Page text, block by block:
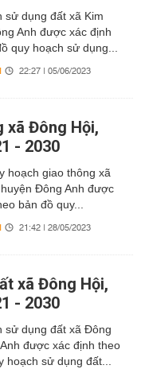
sử dụng đất xã Kim
Anh được xác định
quy hoạch sử dụng...
22:27 | 05/06/2023
xã Đông Hội,
- 2030
hoạch giao thông xã
Đông Anh được
bản đồ quy...
21:42 | 28/05/2023
xã Đông Hội,
- 2030
sử dụng đất xã Đông
được xác định theo
hoạch sử dụng đất...